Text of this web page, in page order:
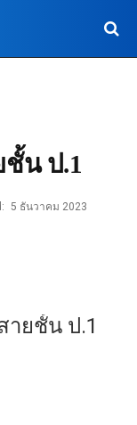
น ป.1
5 ธันวาคม 2023
ายชั้น ป.1